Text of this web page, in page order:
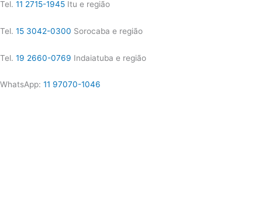
Tel. 11 2715-1945 Itu e região
Tel. 15 3042-0300 Sorocaba e região
Tel. 19 2660-0769 Indaiatuba e região
WhatsApp: 11 97070-1046